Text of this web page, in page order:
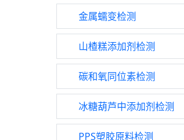
金属蠕变检测
山楂糕添加剂检测
碳和氧同位素检测
冰糖葫芦中添加剂检测
PPS塑胶原料检测